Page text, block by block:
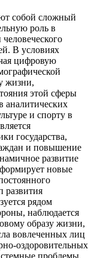
собой сложный
роль в
В условиях
цифровую
жизни,
этой сферы
аналитических
и спорту в
государства,
и повышение
развитие
новые
развития
рядом
наблюдается
образу жизни,
вовлеченных лиц
оздоровительных
проблемы,